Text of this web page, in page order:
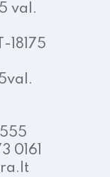
val.
18175
0161